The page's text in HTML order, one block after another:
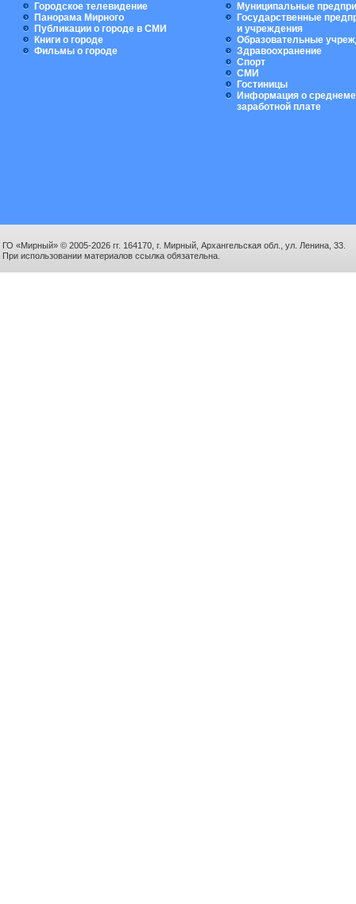
Городское телевидение
Панорама Мирного
Публикации о городе в СМИ
Книги о городе
Фильмы о городе
Муниципальные
Государственные
и учреждения
Образовательные
Здравоохранение
Спорт
СМИ
Гостиницы
Информация о
заработной плате
ГО «Мирный» © 2005-2026 гг. 164170, г. Мирный, Архангельская обл., ул. Ленина, 33.
При использовании материалов ссылка обязательна.